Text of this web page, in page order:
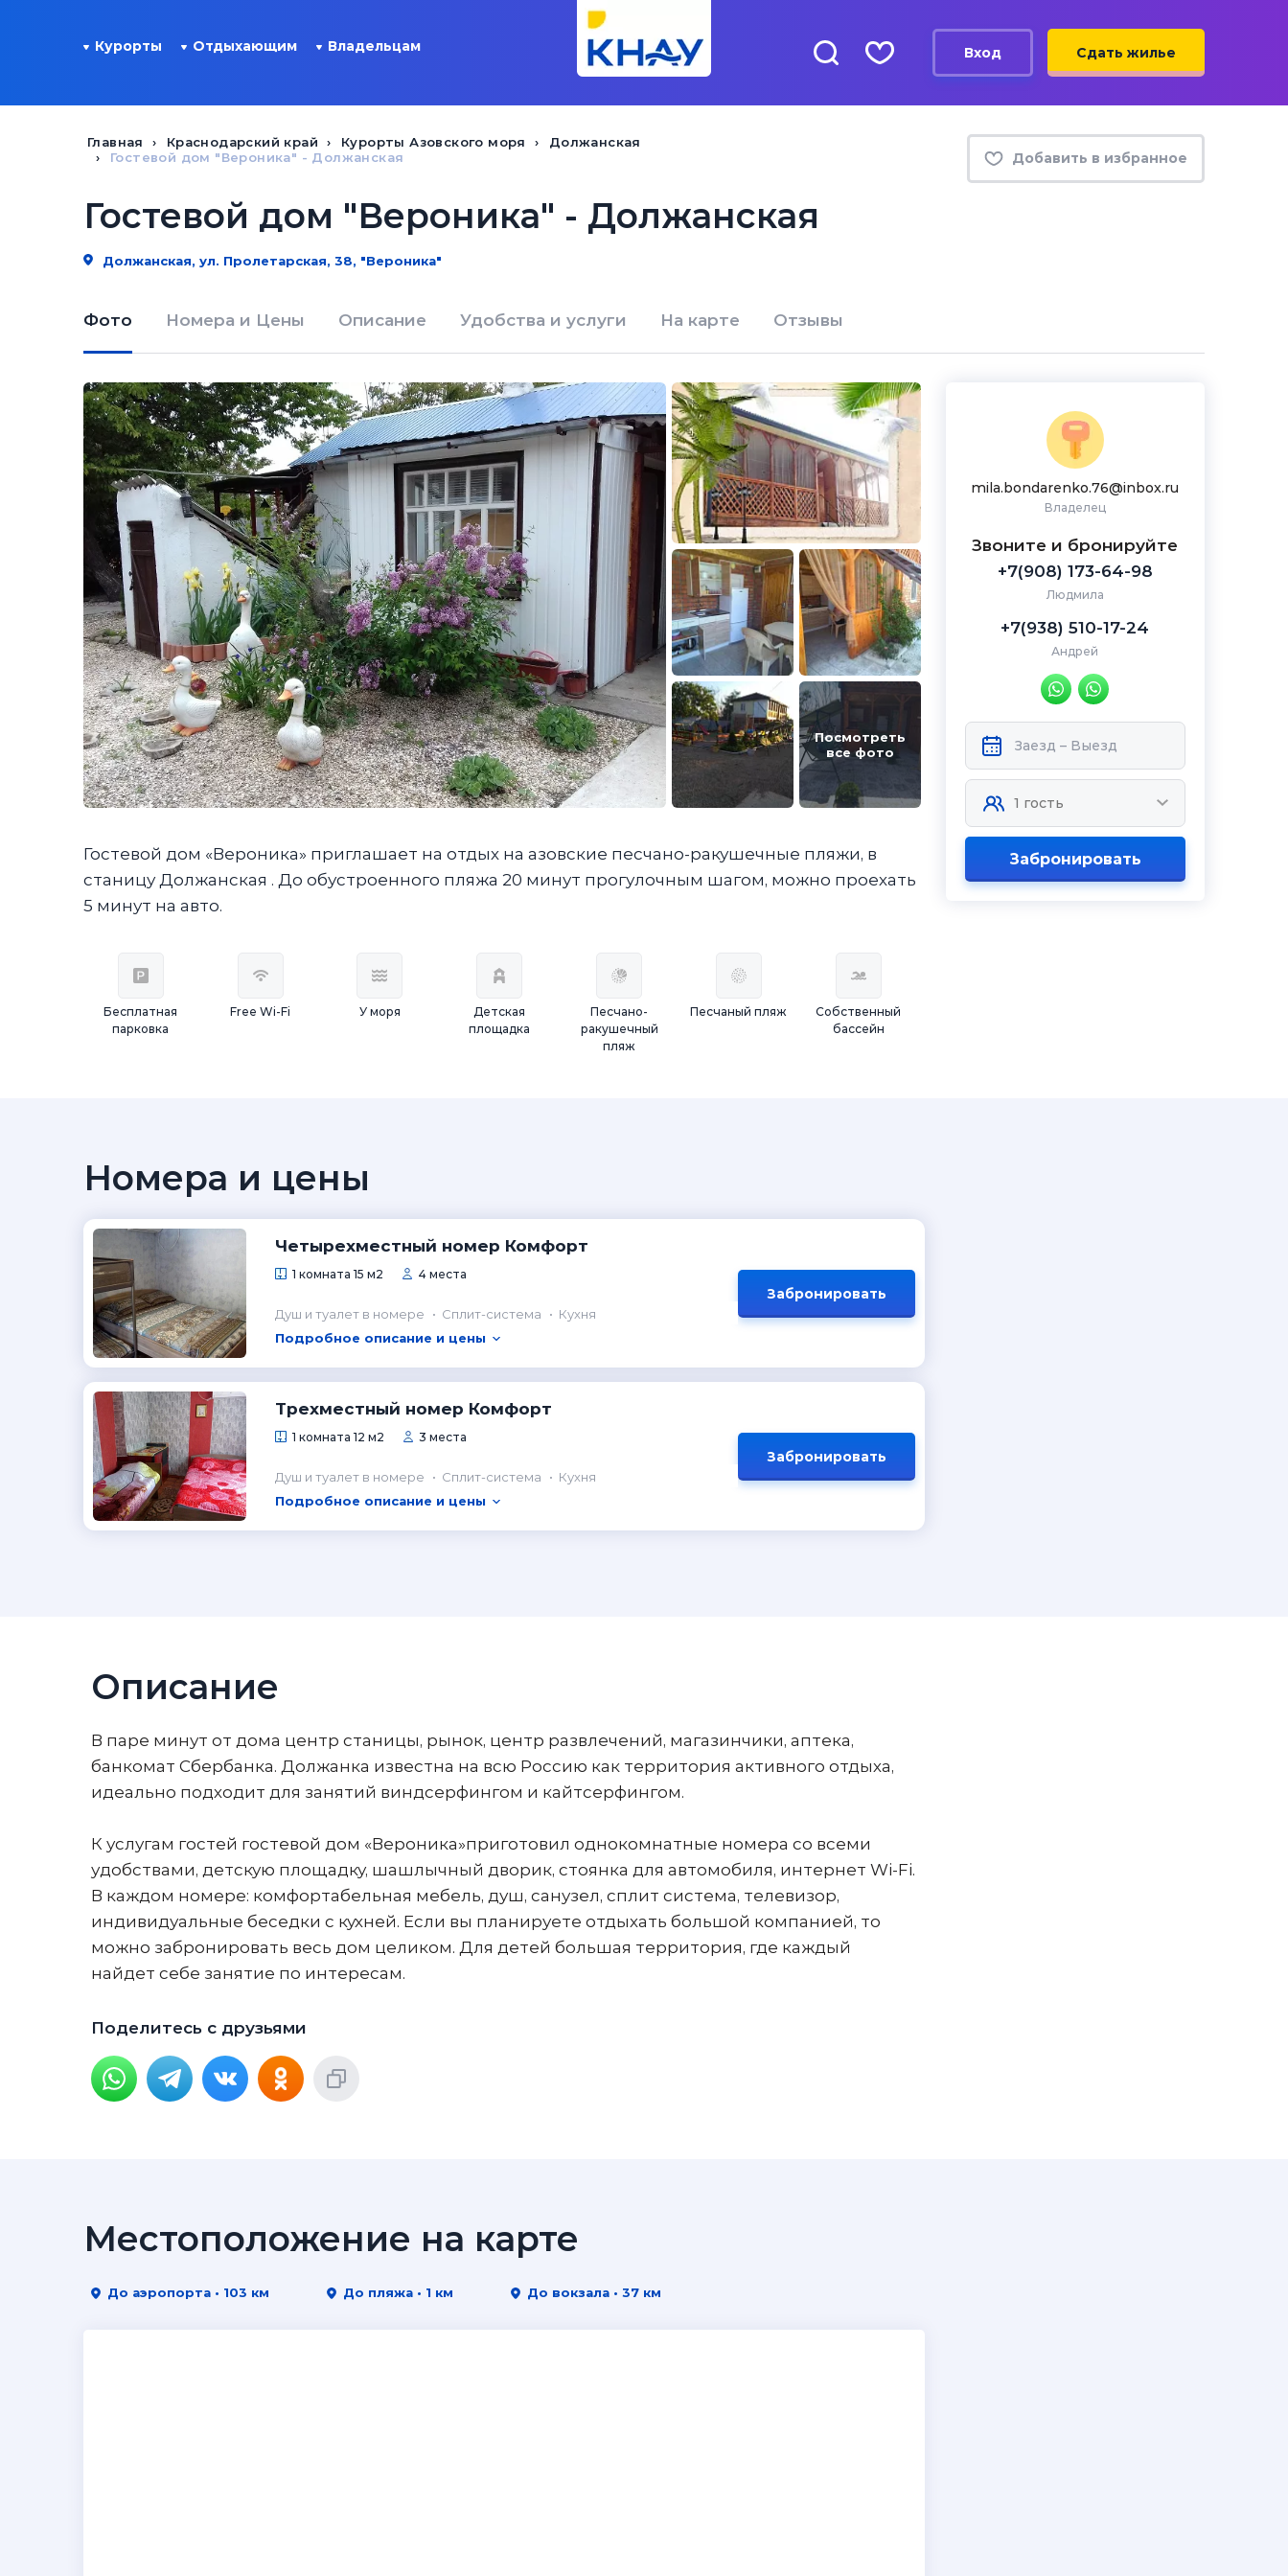
Курорты Отдыхающим Владельцам Вход Сдать жилье
Главная Краснодарский край Курорты Азовского моря
Должанская
Гостевой дом "Вероника" - Должанская
Добавить в избранное
Гостевой дом "Вероника" - Должанская
Должанская, ул. Пролетарская, 38, "Вероника"
Фото Номера и Цены Описание Удобства и услуги На карте Отзывы
Посмотреть
все фото
mila.bondarenko.76@inbox.ru
Владелец
Звоните и бронируйте
+7(908) 173-64-98
Людмила
+7(938) 510-17-24
Андрей
Забронировать
Гостевой дом «Вероника» приглашает на отдых на азовские песчано-ракушечные пляжи, в
станицу Должанская . До обустроенного пляжа 20 минут прогулочным шагом, можно проехать
5 минут на авто.
Бесплатная
парковка
Free Wi-Fi У моря
Детская
площадка
Песчано-
ракушечный
пляж
Песчаный пляж
Собственный
бассейн
Номера и цены
Четырехместный номер Комфорт
1 комната 15 м2 4 места
Душ и туалет в номере Сплит-система
Кухня
Подробное описание и цены
Забронировать
Трехместный номер Комфорт
1 комната 12 м2 3 места
Душ и туалет в номере Сплит-система
Кухня
Подробное описание и цены
Забронировать
Описание
В паре минут от дома центр станицы, рынок, центр развлечений, магазинчики, аптека,
банкомат Сбербанка. Должанка известна на всю Россию как территория активного отдыха,
идеально подходит для занятий виндсерфингом и кайтсерфингом.
К услугам гостей гостевой дом «Вероника»приготовил однокомнатные номера со всеми
удобствами, детскую площадку, шашлычный дворик, стоянка для автомобиля, интернет Wi-Fi.
В каждом номере: комфортабельная мебель, душ, санузел, сплит система, телевизор,
индивидуальные беседки с кухней. Если вы планируете отдыхать большой компанией, то
можно забронировать весь дом целиком. Для детей большая территория, где каждый
найдет себе занятие по интересам.
Поделитесь с друзьями
Местоположение на карте
До аэропорта • 103 км До пляжа • 1 км До вокзала • 37 км